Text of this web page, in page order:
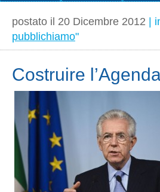
postato il 20 Dicembre 2012 |
pubblichiamo"
Costruire